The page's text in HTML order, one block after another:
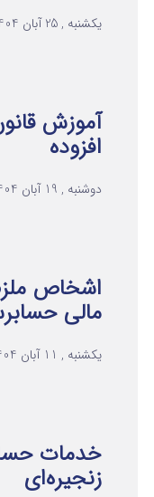
یکشنبه , 25 آبان 1404
آموزش
افزوده
دوشنبه , 19 آبان 1404
اشخاص
مالی
یکشنبه , 11 آبان 1404
خدمات
زنجیره‌ای